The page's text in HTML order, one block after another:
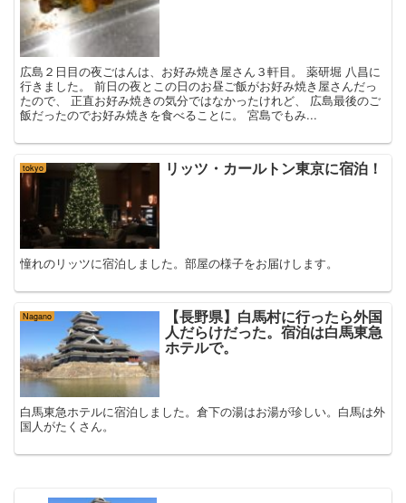
広島２日目の夜ごはんは、お好み焼き屋さん３軒目。 薬研堀 八昌に
行きました。 前日の夜とこの日のお昼ご飯がお好み焼き屋さんだっ
たので、 正直お好み焼きの気分ではなかったけれど、 広島最後のご
飯だったのでお好み焼きを食べることに。 宮島でもみ...
tokyo リッツ・カールトン東京に宿泊！
憧れのリッツに宿泊しました。部屋の様子をお届けします。
Nagano 【長野県】白馬村に行ったら外国
人だらけだった。宿泊は白馬東急
ホテルで。
白馬東急ホテルに宿泊しました。倉下の湯はお湯が珍しい。白馬は外
国人がたくさん。